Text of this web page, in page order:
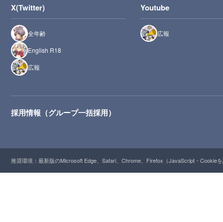
X(Twitter)
全年齢
English R18
広報
Youtube
広報
採用情報（グループ一括採用）
推奨環境：最新版のMicrosoft Edge、Safari、Chrome、Firefox（JavaScript・Cookie